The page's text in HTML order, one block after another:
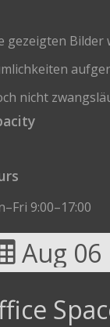
gezeigten Bilder
nicht
9:00–17:00
Aug 06